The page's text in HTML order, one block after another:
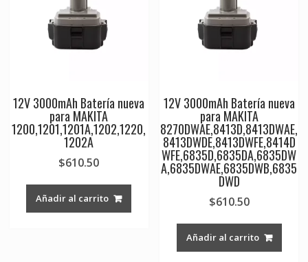
12V 3000mAh Batería nueva
para MAKITA
1200,1201,1201A,1202,1220,
1202A
$610.50
Añadir al carrito
12V 3000mAh Batería nueva
para MAKITA
8270DWAE,8413D,8413DWAE,
8413DWDE,8413DWFE,8414D
WFE,6835D,6835DA,6835DW
A,6835DWAE,6835DWB,6835
DWD
$610.50
Añadir al carrito